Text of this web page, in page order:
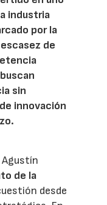
industria
por la
de
sin
innovación
Agustín
de la
desde